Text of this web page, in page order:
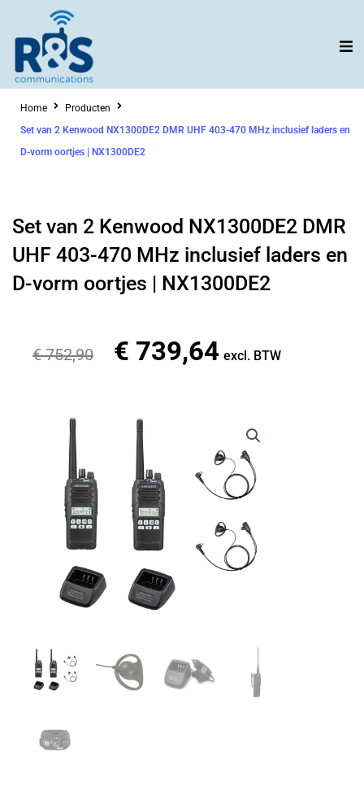
inhoud
Home
Producten
Set van 2 Kenwood NX1300DE2 DMR UHF 403-470 MHz inclusief laders en
D-vorm oortjes | NX1300DE2
Set van 2 Kenwood NX1300DE2 DMR
UHF 403-470 MHz inclusief laders en
D-vorm oortjes | NX1300DE2
€752,90
Oorspronkelijke
€ 752,90.
€ 739,64 Huidige
excl. BTW